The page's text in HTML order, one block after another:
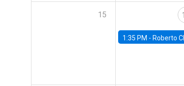
15
1:35 PM - Roberto Chang, Rutgers